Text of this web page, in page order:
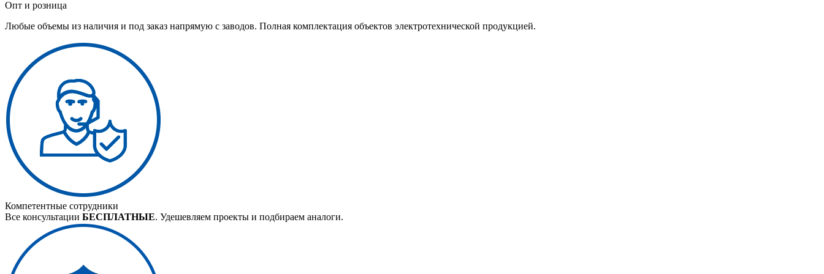
Опт и розница
Любые объемы из наличия и под заказ напрямую с заводов. Полная комплектация объектов электротехнической продукцией.
Компетентные сотрудники
Все консультации БЕСПЛАТНЫЕ. Удешевляем проекты и подбираем аналоги.